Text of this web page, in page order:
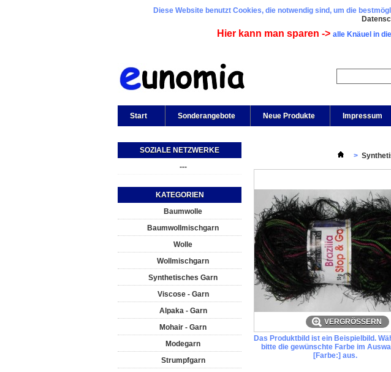
Diese Website benutzt Cookies, die notwendig sind, um die
Hier kann man sparen -> alle Knäuel in
Start Sonderangebote Neue Produkte Impressum
SOZIALE NETZWERKE
---
KATEGORIEN
Baumwolle
Baumwollmischgarn
Wolle
Wollmischgarn
Synthetisches Garn
Viscose - Garn
Alpaka - Garn
Mohair - Garn
Modegarn
Strumpfgarn
>
VERGRÖSSERN
Das Produktbild ist ein Beispielbild.
bitte die gewünschte Farbe im
[Farbe:] aus.